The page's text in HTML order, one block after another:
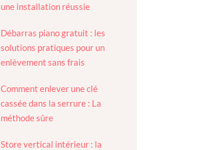
une installation réussie
Débarras piano gratuit : les
solutions pratiques pour un
enlèvement sans frais
Comment enlever une clé
cassée dans la serrure : La
méthode sûre
Store vertical intérieur : la